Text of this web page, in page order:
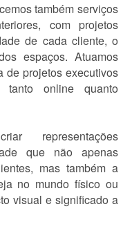
também serviços
com projetos
de cada cliente, o
espaços. Atuamos
de projetos executivos
tanto online quanto
representações
que não apenas
mas também a
no mundo físico ou
visual e significado a